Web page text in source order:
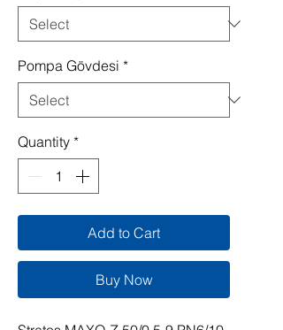
Pompa Gövdesi *
Quantity *
Add to Cart
Buy Now